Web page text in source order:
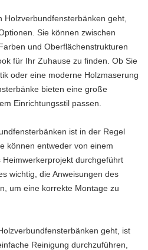
Holzverbundfensterbänken geht,
Sie können zwischen
und Oberflächenstrukturen
für Ihr Zuhause zu finden. Ob Sie
oder eine moderne Holzmaserung
bieten eine große
Einrichtungsstil passen.
ist in der Regel
können entweder von einem
durchgeführt
wichtig, die Anweisungen des
um eine korrekte Montage zu
geht, ist
Reinigung durchzuführen,